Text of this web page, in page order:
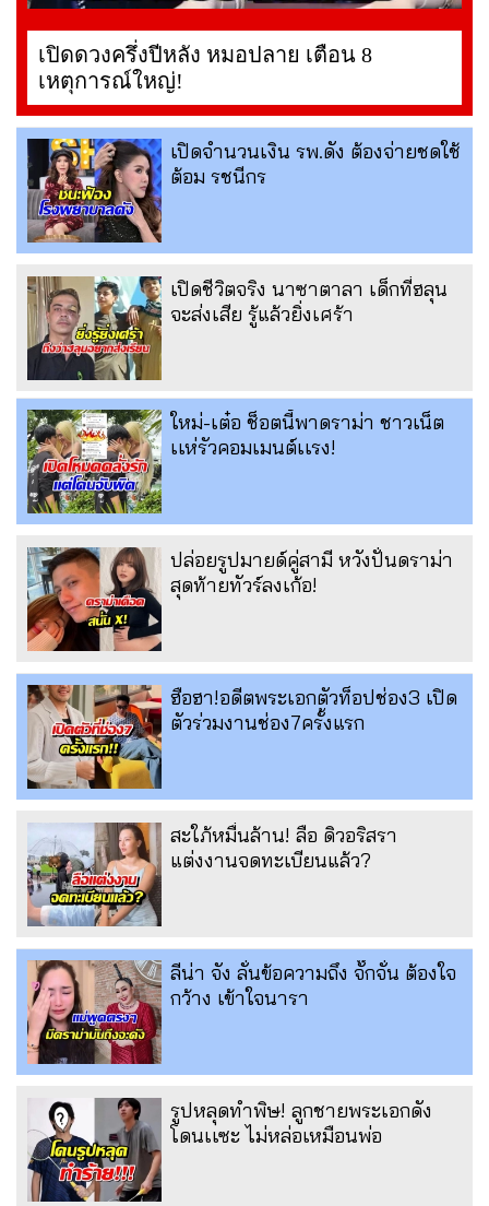
เปิดดวงครึ่งปีหลัง หมอปลาย เตือน 8
เหตุการณ์ใหญ่!
เปิดจำนวนเงิน รพ.ดัง ต้องจ่ายชดใช้
ต้อม รชนีกร
เปิดชีวิตจริง นาซาตาลา เด็กที่ฮลุน
จะส่งเสีย รู้แล้วยิ่งเศร้า
ใหม่-เต๋อ ช็อตนี้พาดราม่า ชาวเน็ต
เเห่รัวคอมเมนต์เเรง!
ปล่อยรูปมายด์คู่สามี หวังปั่นดราม่า
สุดท้ายทัวร์ลงเก้อ!
ฮือฮา!อดีตพระเอกตัวท็อปช่อง3 เปิด
ตัวร่วมงานช่อง7ครั้งแรก
สะใภ้หมื่นล้าน! ลือ ดิวอริสรา
แต่งงานจดทะเบียนแล้ว?
ลีน่า จัง ลั่นข้อความถึง จั๊กจั่น ต้องใจ
กว้าง เข้าใจนารา
รูปหลุดทำพิษ! ลูกชายพระเอกดัง
โดนเเซะ ไม่หล่อเหมือนพ่อ